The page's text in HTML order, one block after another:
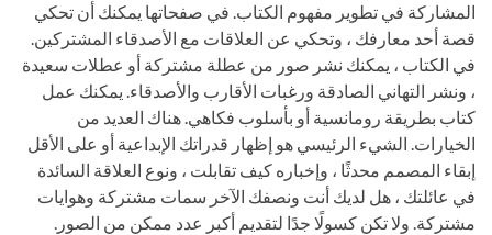
المشاركة في تطوير مفهوم الكتاب. في صفحاتها يمكنك أن تحكي
قصة أحد معارفك ، وتحكي عن العلاقات مع الأصدقاء المشتركين.
في الكتاب ، يمكنك نشر صور من عطلة مشتركة أو عطلات سعيدة
، ونشر التهاني الصادقة ورغبات الأقارب والأصدقاء. يمكنك عمل
كتاب بطريقة رومانسية أو بأسلوب فكاهي. هناك العديد من
الخيارات. الشيء الرئيسي هو إظهار قدراتك الإبداعية أو على الأقل
إبقاء المصمم محدثًا ، وإخباره كيف تقابلت ، ونوع العلاقة السائدة
في عائلتك ، هل لديك أنت ونصفك الآخر سمات مشتركة وهوايات
مشتركة. ولا تكن كسولًا جدًا لتقديم أكبر عدد ممكن من الصور.